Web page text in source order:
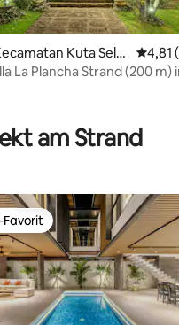
4,76 von 5, 42
Kuta Selat
4,81
La Plancha Strand (200 m)
am Strand